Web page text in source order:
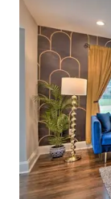
d’art
The Weather
que quelques-